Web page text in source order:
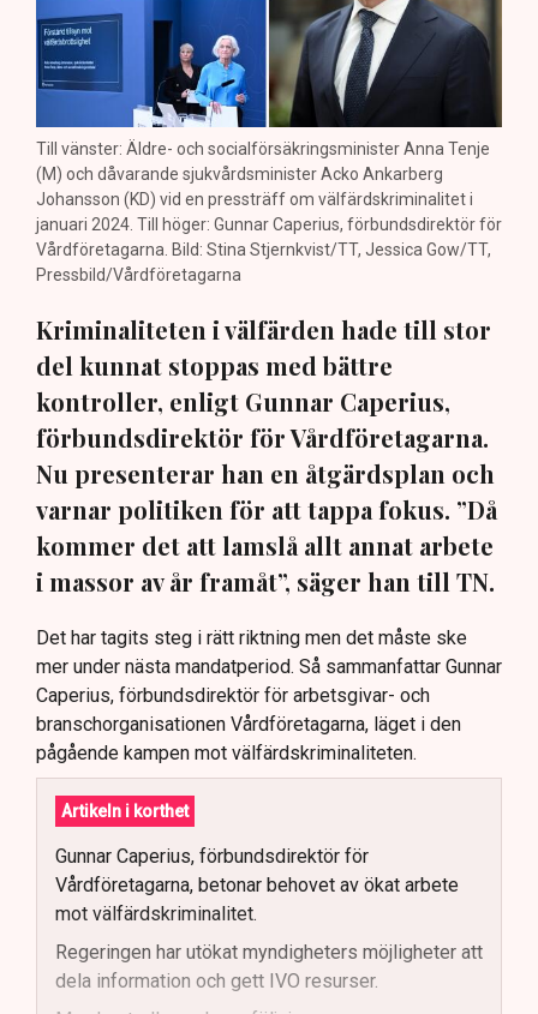
Till vänster: Äldre- och socialförsäkringsminister Anna Tenje
(M) och dåvarande sjukvårdsminister Acko Ankarberg
Johansson (KD) vid en pressträff om välfärdskriminalitet i
januari 2024. Till höger: Gunnar Caperius, förbundsdirektör för
Vårdföretagarna. Bild: Stina Stjernkvist/TT, Jessica Gow/TT,
Pressbild/Vårdföretagarna
Kriminaliteten i välfärden hade till stor
del kunnat stoppas med bättre
kontroller, enligt Gunnar Caperius,
förbundsdirektör för Vårdföretagarna.
Nu presenterar han en åtgärdsplan och
varnar politiken för att tappa fokus. ”Då
kommer det att lamslå allt annat arbete
i massor av år framåt”, säger han till TN.
Det har tagits steg i rätt riktning men det måste ske
mer under nästa mandatperiod. Så sammanfattar Gunnar
Caperius, förbundsdirektör för arbetsgivar- och
branschorganisationen Vårdföretagarna, läget i den
pågående kampen mot välfärdskriminaliteten.
Artikeln i korthet
Gunnar Caperius, förbundsdirektör för
Vårdföretagarna, betonar behovet av ökat arbete
mot välfärdskriminalitet.
Regeringen har utökat myndigheters möjligheter att
dela information och gett IVO resurser.